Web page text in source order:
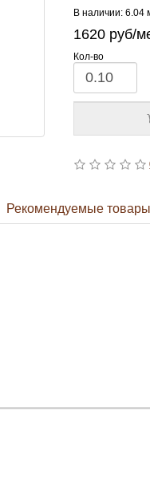
В наличии: 6.04
1620 руб/
Кол-во
Рекомендуемые товары